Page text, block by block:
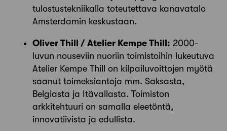
tulostustekniikalla toteutettava kanavatalo
Amsterdamin keskustaan.
Oliver Thill / Atelier Kempe Thill: 2000-
luvun nouseviin nuoriin toimistoihin lukeutuva
Atelier Kempe Thill on kilpailuvoittojen myötä
saanut toimeksiantoja mm. Saksasta,
Belgiasta ja Itävallasta. Toimiston
arkkitehtuuri on samalla eleetöntä,
innovatiivista ja edullista.